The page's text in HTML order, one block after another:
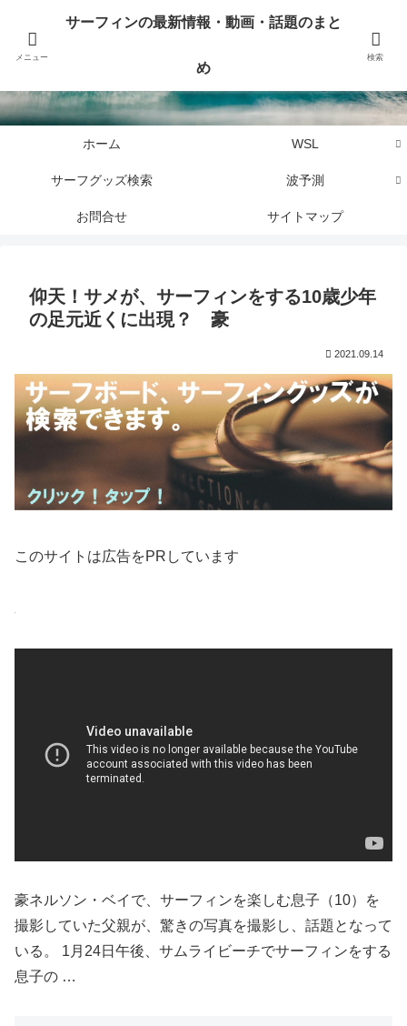
サーフィンに関するニュース・話題や最新情報を写真、画像、動画でまとめて
ホーム WSL
サーフグッズ検索 波予測
お問合せ サイトマップ
仰天！サメが、サーフィンをする10歳少年
の足元近くに出現？ 豪
2021.09.14
このサイトは広告をPRしています
豪ネルソン・ベイで、サーフィンを楽しむ息子（10）を
撮影していた父親が、驚きの写真を撮影し、話題となって
いる。 1月24日午後、サムライビーチでサーフィンをする
息子の …
メニュー
サーフィンの最新情報・動画・話題のまと
め
検索